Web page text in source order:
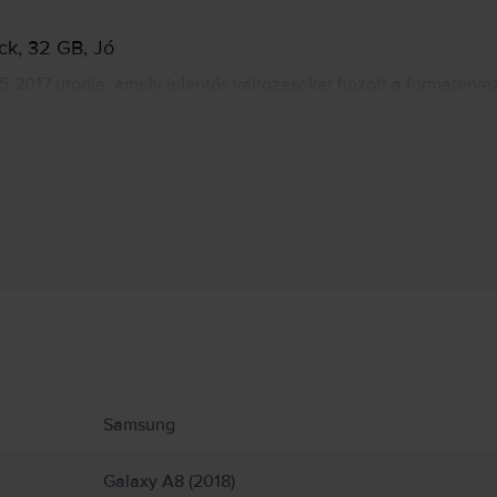
32 GB, Jó
Samsung
Galaxy A8 (2018)